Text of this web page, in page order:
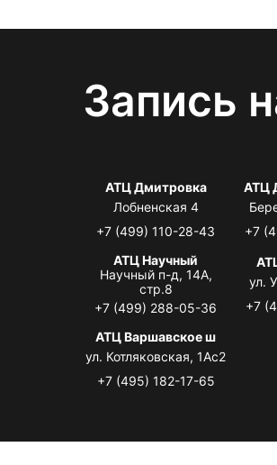
Запись
АТЦ Дмитровка
Лобненская 4
+7 (499) 110-28-43
АТЦ
+7
АТЦ Научный
Научный п-д, 14А,
стр.8
+7 (499) 288-05-36
ул.
+7
АТЦ Варшавское ш
ул. Котляковская, 1Ас2
+7 (495) 182-17-65